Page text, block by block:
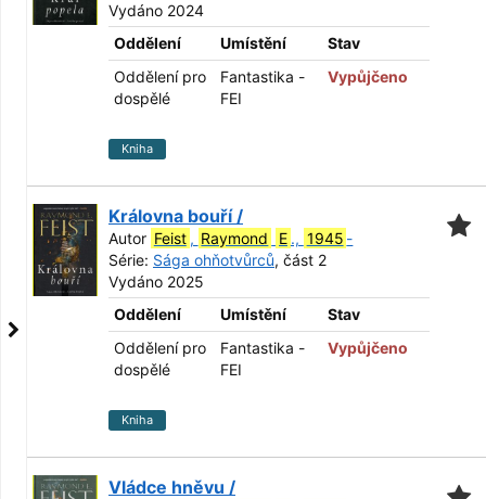
Vydáno 2024
Oddělení
Umístění
Stav
Oddělení pro
dospělé
Fantastika -
FEI
Vypůjčeno
Kniha
Královna bouří /
Autor Feist , Raymond E ., 1945 -
Série: Sága ohňotvůrců, část 2
Vydáno 2025
Oddělení
Umístění
Stav
Oddělení pro
dospělé
Fantastika -
FEI
Vypůjčeno
Kniha
Vládce hněvu /